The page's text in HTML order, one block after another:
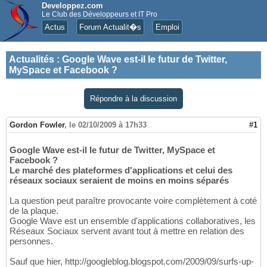
Developpez.com
Le Club des Développeurs et IT Pro
Actus Forum Actualit�s Emploi
Actualités : Google Wave est-il le futur de Twitter,
MySpace et Facebook ?
Répondre à la discussion
Gordon Fowler, le 02/10/2009 à 17h33 #1
Google Wave est-il le futur de Twitter, MySpace et
Facebook ?
Le marché des plateformes d'applications et celui des
réseaux sociaux seraient de moins en moins séparés
La question peut paraître provocante voire complètement à coté
de la plaque.
Google Wave est un ensemble d'applications collaboratives, les
Réseaux Sociaux servent avant tout à mettre en relation des
personnes.
Sauf que hier, http://googleblog.blogspot.com/2009/09/surfs-up-